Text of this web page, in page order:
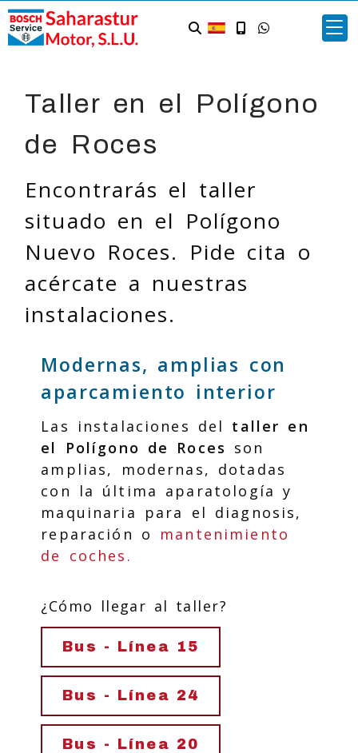
Taller en el Polígono
de Roces
Encontrarás el taller
situado en el Polígono
Nuevo Roces. Pide cita o
acércate a nuestras
instalaciones.
Modernas, amplias con
aparcamiento interior
Las instalaciones del taller en
el Polígono de Roces son
amplias, modernas, dotadas
con la última aparatología y
maquinaria para el diagnosis,
reparación o mantenimiento
de coches.
¿Cómo llegar al taller?
Bus - Línea 15
Bus - Línea 24
Bus - Línea 20